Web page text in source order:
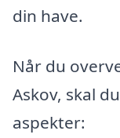
din have.
Når du
Askov, skal
aspekter: